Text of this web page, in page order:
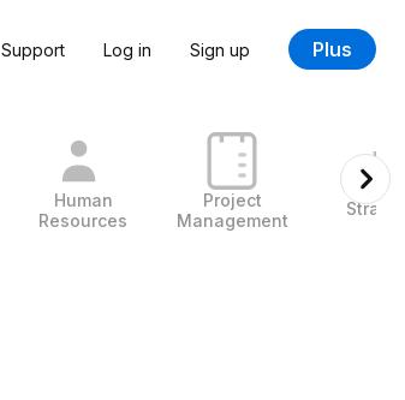
Support Log in Sign up Plus
Human
Resources
Project
Management